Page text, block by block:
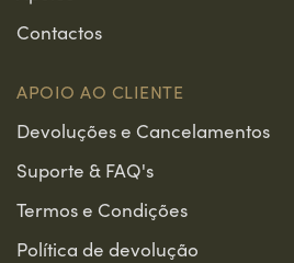
Contactos
APOIO AO CLIENTE
Devoluções e Cancelamentos
Suporte & FAQ's
Termos e Condições
Política de devolução